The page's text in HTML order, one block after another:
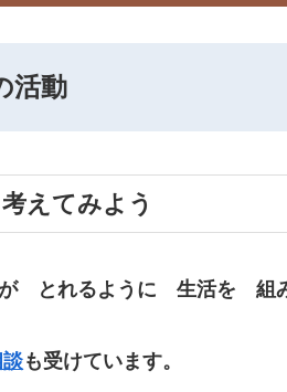
活動
えてみよう
とれるように 生活を 組
談も受けています。